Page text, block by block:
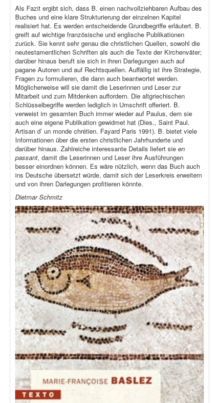
Als Fazit ergibt sich, dass B. einen nachvollziehbaren Aufbau des
Buches und eine klare Strukturierung der einzelnen Kapitel
realisiert hat. Es werden entscheidende Grundbegriffe erläutert. B.
greift auf wichtige französische und englische Publikationen
zurück. Sie kennt sehr genau die christlichen Quellen, sowohl die
neutestamentlichen Schriften als auch die Texte der Kirchenväter;
darüber hinaus beruft sie sich in ihren Darlegungen auch auf
pagane Autoren und auf Rechtsquellen. Auffällig ist ihre Strategie,
Fragen zu formulieren, die dann auch beantwortet werden.
Möglicherweise will sie damit die Leserinnen und Leser zur
Mitarbeit und zum Mitdenken auffordern. Die altgriechischen
Schlüsselbegriffe werden lediglich in Umschrift offeriert. B.
verweist im gesamten Buch immer wieder auf Paulus, dem sie
auch eine eigene Publikation gewidmet hat (Dies., Saint Paul.
Artisan d’ un monde chrétien. Fayard Paris 1991). B. bietet viele
Informationen über die ersten christlichen Jahrhunderte und
darüber hinaus. Zahlreiche interessante Details liefert sie en
passant, damit die Leserinnen und Leser ihre Ausführungen
besser einordnen können. Es wäre nützlich, wenn das Buch auch
ins Deutsche übersetzt würde, damit sich der Leserkreis erweitern
und von ihren Darlegungen profitieren könnte.
Dietmar Schmitz